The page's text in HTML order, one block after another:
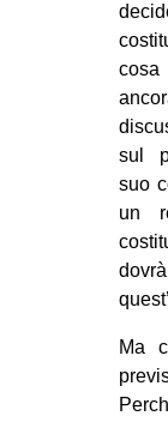
sul
suo
un
Ma